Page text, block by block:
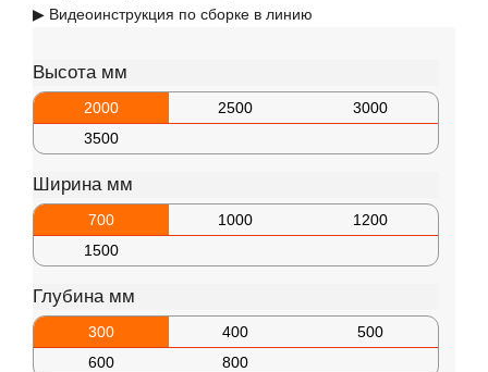
▶ Видеоинструкция по сборке в линию
Высота мм
2000 2500
3000
3500
Ширина мм
700 1000
1200
1500
Глубина мм
300 400
500
600
800